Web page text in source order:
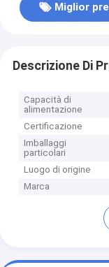
Miglior
Descrizione Di
Capacità di
alimentazione
Certificazione
Imballaggi
particolari
Luogo di origine
Marca